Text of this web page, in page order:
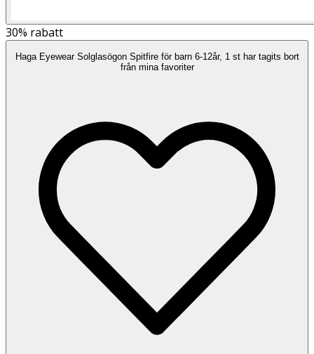
30% rabatt
Haga Eyewear Solglasögon Spitfire för barn 6-12år, 1 st har tagits bort
från mina favoriter